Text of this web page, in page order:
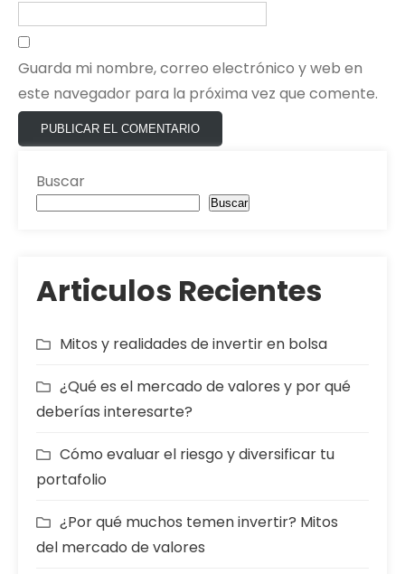
Guarda mi nombre, correo electrónico y web en
este navegador para la próxima vez que comente.
Buscar
Buscar
Articulos Recientes
Mitos y realidades de invertir en bolsa
¿Qué es el mercado de valores y por qué
deberías interesarte?
Cómo evaluar el riesgo y diversificar tu
portafolio
¿Por qué muchos temen invertir? Mitos
del mercado de valores